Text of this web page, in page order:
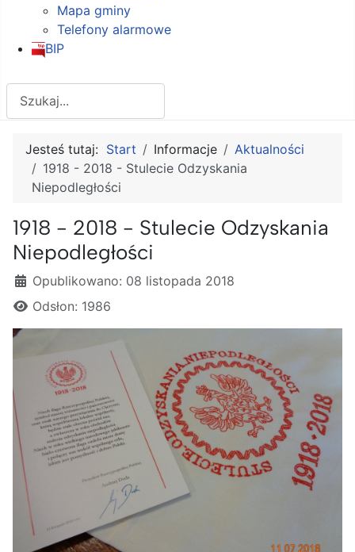
Mapa gminy
Telefony alarmowe
BIP
Jesteś tutaj: Start Informacje
Aktualności
1918 - 2018 - Stulecie Odzyskania
Niepodległości
1918 - 2018 - Stulecie Odzyskania
Niepodległości
Szczegóły
Opublikowano: 08 listopada 2018
Odsłon: 1986